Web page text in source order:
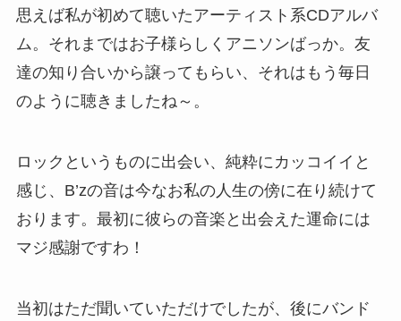
思えば私が初めて聴いたアーティスト系CDアルバ
ム。それまではお子様らしくアニソンばっか。友
達の知り合いから譲ってもらい、それはもう毎日
のように聴きましたね～。
ロックというものに出会い、純粋にカッコイイと
感じ、B’zの音は今なお私の人生の傍に在り続けて
おります。最初に彼らの音楽と出会えた運命には
マジ感謝ですわ！
当初はただ聞いていただけでしたが、後にバンド